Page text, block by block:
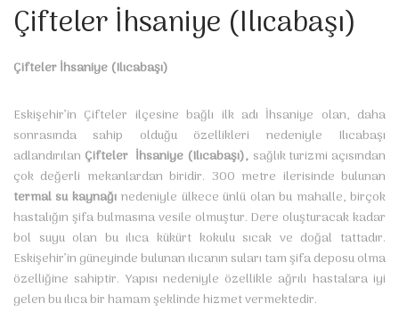
Çifteler İhsaniye (Ilıcabaşı)
Çifteler İhsaniye (Ilıcabaşı)
Eskişehir’in Çifteler ilçesine bağlı ilk adı İhsaniye olan, daha
sonrasında sahip olduğu özellikleri nedeniyle Ilıcabaşı
adlandırılan Çifteler İhsaniye (Ilıcabaşı), sağlık turizmi açısından
çok değerli mekanlardan biridir. 300 metre ilerisinde bulunan
termal su kaynağınedeniyle ülkece ünlü olan bu mahalle, birçok
hastalığın şifa bulmasına vesile olmuştur. Dere oluşturacak kadar
bol suyu olan bu ılıca kükürt kokulu sıcak ve doğal tattadır.
Eskişehir’in güneyinde bulunan ılıcanın suları tam şifa deposu olma
özelliğine sahiptir. Yapısı nedeniyle özellikle ağrılı hastalara iyi
gelen bu ılıca bir hamam şeklinde hizmet vermektedir.